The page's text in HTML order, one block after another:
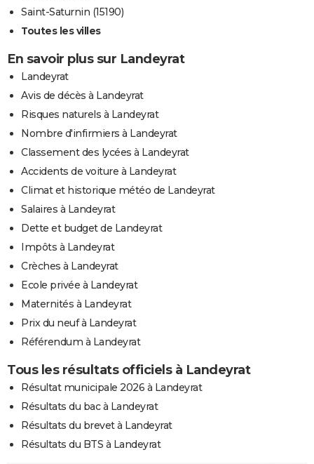
Saint-Saturnin (15190)
Toutes les villes
En savoir plus sur Landeyrat
Landeyrat
Avis de décès à Landeyrat
Risques naturels à Landeyrat
Nombre d'infirmiers à Landeyrat
Classement des lycées à Landeyrat
Accidents de voiture à Landeyrat
Climat et historique météo de Landeyrat
Salaires à Landeyrat
Dette et budget de Landeyrat
Impôts à Landeyrat
Crèches à Landeyrat
Ecole privée à Landeyrat
Maternités à Landeyrat
Prix du neuf à Landeyrat
Référendum à Landeyrat
Tous les résultats officiels à Landeyrat
Résultat municipale 2026 à Landeyrat
Résultats du bac à Landeyrat
Résultats du brevet à Landeyrat
Résultats du BTS à Landeyrat